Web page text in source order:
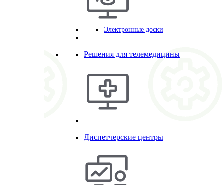
Электронные доски
Решения для телемедицины
Диспетчерские центры